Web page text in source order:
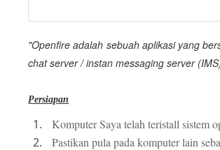
"Openfire adalah sebuah aplikasi yang
chat server / instan messaging server
Persiapan
Komputer Saya telah teristall sistem
Pastikan pula pada komputer lain